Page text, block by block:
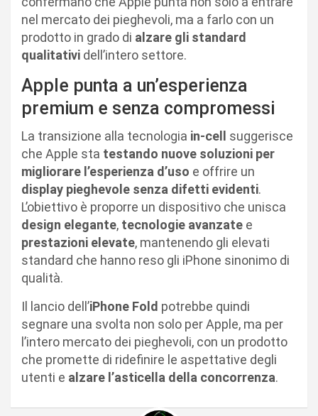
nel mercato dei pieghevoli, ma a farlo con un
prodotto in grado di alzare gli standard
qualitativi dell’intero settore.
Apple punta a un’esperienza
premium e senza compromessi
La transizione alla tecnologia in-cell suggerisce
che Apple sta testando nuove soluzioni per
migliorare l’esperienza d’uso e offrire un
display pieghevole senza difetti evidenti.
L’obiettivo è proporre un dispositivo che unisca
design elegante, tecnologie avanzate e
prestazioni elevate, mantenendo gli elevati
standard che hanno reso gli iPhone sinonimo di
qualità.
Il lancio dell’iPhone Fold potrebbe quindi
segnare una svolta non solo per Apple, ma per
l’intero mercato dei pieghevoli, con un prodotto
che promette di ridefinire le aspettative degli
utenti e alzare l’asticella della concorrenza.